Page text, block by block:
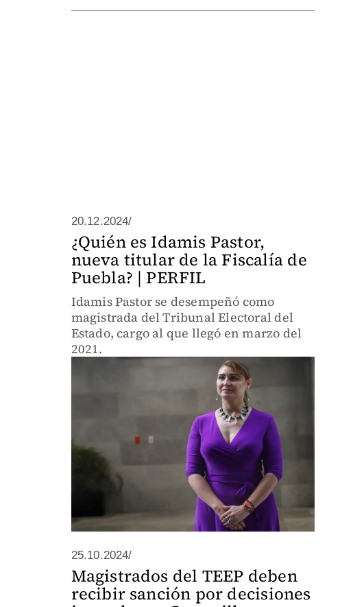
20.12.2024/
¿Quién es Idamis Pastor,
nueva titular de la Fiscalía de
Puebla? | PERFIL
Idamis Pastor se desempeñó como
magistrada del Tribunal Electoral del
Estado, cargo al que llegó en marzo del
2021.
25.10.2024/
Magistrados del TEEP deben
recibir sanción por decisiones